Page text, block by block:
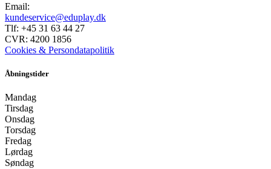
Email:
kundeservice@eduplay.dk
Tlf: +45 31 63 44 27
CVR: 4200 1856
Cookies & Persondatapolitik
Åbningstider
Mandag
Tirsdag
Onsdag
Torsdag
Fredag
Lørdag
Søndag